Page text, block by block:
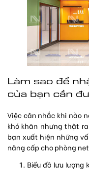
Làm sao để
của bạn cần
Việc cân nhắc khi nào
khó khăn nhưng thật
bạn xuất hiện những
nâng cấp cho phòng
Biểu đồ lưu lượng